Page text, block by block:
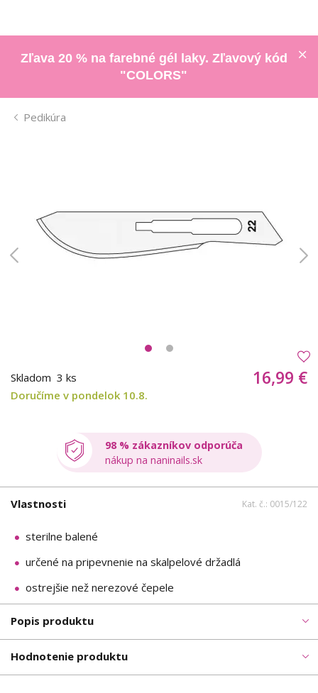
Zľava 20 % na farebné gél laky. Zľavový kód
"COLORS"
Pedikúra
Skladom 3 ks
Doručíme v pondelok 10.8.
16,99 €
98 % zákazníkov odporúča
nákup na naninails.sk
Vlastnosti Kat. č.: 0015/122
sterilne balené
určené na pripevnenie na skalpelové držadlá
ostrejšie než nerezové čepele
Popis produktu
Hodnotenie produktu